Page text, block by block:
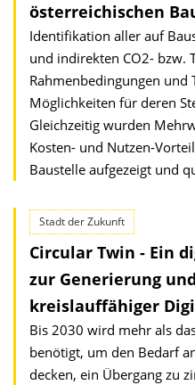
österreichischen
Identifikation aller auf
und indirekten CO2- bzw.
Rahmenbedingungen und
Möglichkeiten für deren
Gleichzeitig wurden
Kosten- und Nutzen-
Baustelle aufgezeigt und
Stadt der Zukunft
Circular Twin - Ein
zur Generierung
kreislauffähiger
Bis 2030 wird mehr als
benötigt, um den Bedarf
decken, ein Übergang zu